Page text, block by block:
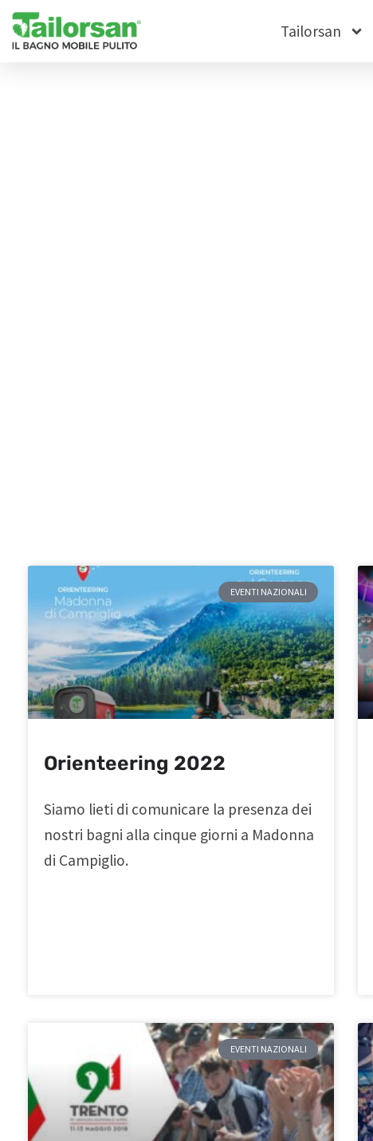
Tailorsan
EVENTI NAZIONALI
Orienteering 2022
Siamo lieti di comunicare la presenza dei
nostri bagni alla cinque giorni a Madonna
di Campiglio.
EVENTI NAZIONALI